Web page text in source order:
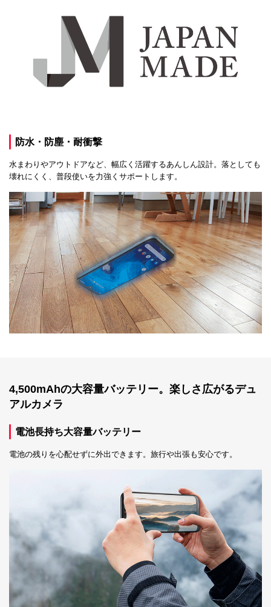
防水・防塵・耐衝撃
水まわりやアウトドアなど、幅広く活躍するあんしん設計。落としても
壊れにくく、普段使いを力強くサポートします。
4,500mAhの大容量バッテリー。楽しさ広がるデュ
アルカメラ
電池長持ち大容量バッテリー
電池の残りを心配せずに外出できます。旅行や出張も安心です。